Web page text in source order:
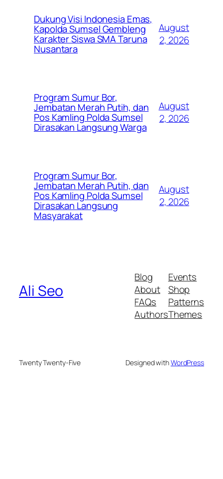
Dukung Visi Indonesia Emas,
Kapolda Sumsel Gembleng
Karakter Siswa SMA Taruna
Nusantara
August
2, 2026
Program Sumur Bor,
Jembatan Merah Putih, dan
Pos Kamling Polda Sumsel
Dirasakan Langsung Warga
August
2, 2026
Program Sumur Bor,
Jembatan Merah Putih, dan
Pos Kamling Polda Sumsel
Dirasakan Langsung
Masyarakat
August
2, 2026
Ali Seo
Blog
About
FAQs
Authors
Events
Shop
Patterns
Themes
Twenty Twenty-Five Designed withWordPress